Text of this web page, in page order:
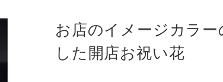
お店のイメージカラ
した開店お祝い花